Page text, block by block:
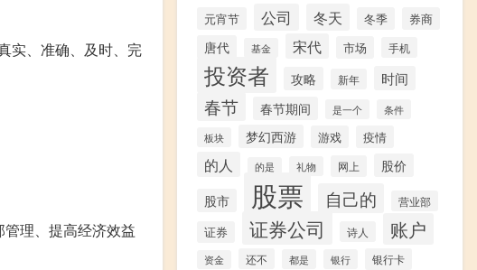
实、准确、及时、完
理、提高经济效益
元宵节 公司 冬天 冬季 券商
唐代 基金 宋代 市场 手机
投资者 攻略 新年 时间
春节 春节期间 是一个
条件
板块
梦幻西游 游戏 疫情
的人 的是 礼物 网上
股价
股市
股票 自己的 营业部
证券 证券公司 诗人 账户
资金 还不 都是 银行 银行卡